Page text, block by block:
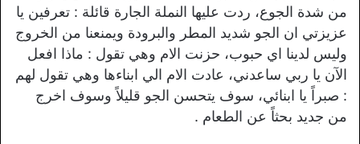
من شدة الجوع، ردت عليها النملة الجارة قائلة : تعرفين يا
عزيزتي ان الجو شديد المطر والبرودة ويمنعنا من الخروج
وليس لدينا اي حبوب، حزنت الام وهي تقول : ماذا افعل
الآن يا ربي ساعدني، عادت الام الي ابناءها وهي تقول لهم
: صبراً يا ابنائي، سوف يتحسن الجو قليلاً وسوف اخرج
من جديد بحثاً عن الطعام .